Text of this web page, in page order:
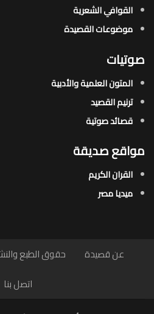
القوافي الشعرية​
موضوعات القصيدة​
صوتيات
المتون العلمية والأدبية
ترنيم القصيد
قصائد صوتية
مواقع صديقة
القران الكريم
ميديا مصر
عن قصيدة حقوق الطبع
اتصل بنا